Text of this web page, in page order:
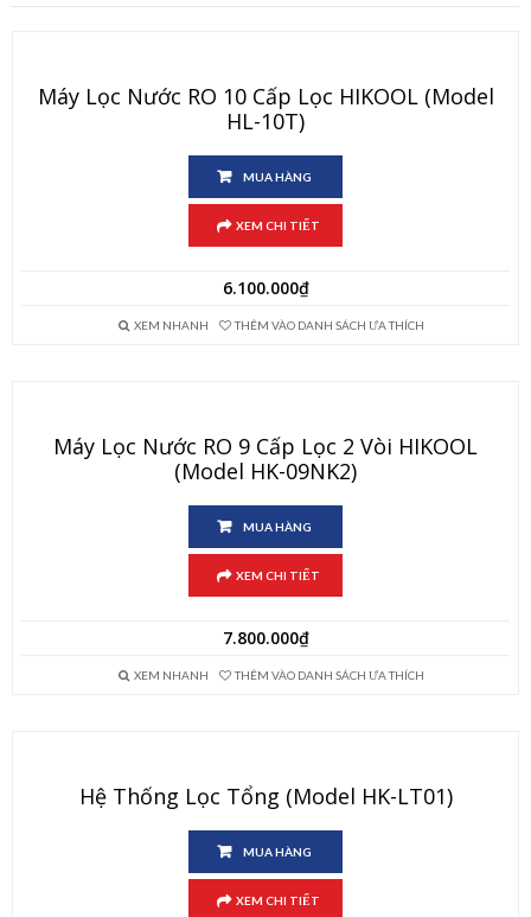
Máy Lọc Nước RO 10 Cấp Lọc HIKOOL (Model
HL-10T)
MUA HÀNG
XEM CHI TIẾT
6.100.000₫
XEM NHANH THÊM VÀO DANH SÁCH ƯA THÍCH
Máy Lọc Nước RO 9 Cấp Lọc 2 Vòi HIKOOL
(Model HK-09NK2)
MUA HÀNG
XEM CHI TIẾT
7.800.000₫
XEM NHANH THÊM VÀO DANH SÁCH ƯA THÍCH
Hệ Thống Lọc Tổng (Model HK-LT01)
MUA HÀNG
XEM CHI TIẾT